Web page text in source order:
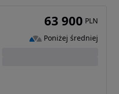
63 900 PLN
Poniżej średniej